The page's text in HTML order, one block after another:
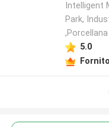
Intelligent
Park,
,Porcellana
5.0